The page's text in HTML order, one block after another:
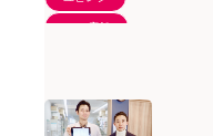
導入前の課題
1〜5店舗